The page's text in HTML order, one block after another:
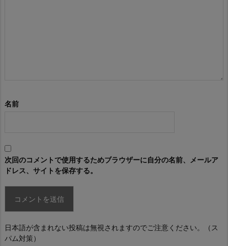
名前
次回のコメントで使用するためブラウザーに自分の名前、メールア
ドレス、サイトを保存する。
日本語が含まれない投稿は無視されますのでご注意ください。（ス
パム対策）